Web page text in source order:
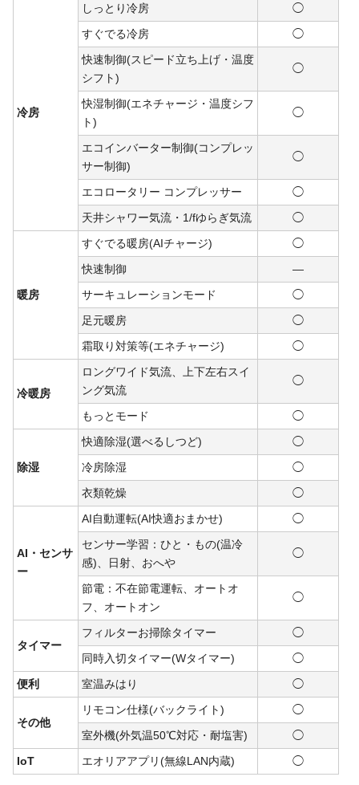
冷房
しっとり冷房
◯
すぐでる冷房
◯
快速制御(スピード立ち上げ・温度
シフト)
◯
快湿制御(エネチャージ・温度シフ
ト)
◯
エコインバーター制御(コンプレッ
サー制御)
◯
エコロータリー コンプレッサー
◯
天井シャワー気流・1/fゆらぎ気流
◯
暖房
すぐでる暖房(AIチャージ)
◯
快速制御
―
サーキュレーションモード
◯
足元暖房
◯
霜取り対策等(エネチャージ)
◯
冷暖房
ロングワイド気流、上下左右スイ
ング気流
◯
もっとモード ◯
除湿
快適除湿(選べるしつど)
◯
冷房除湿
◯
衣類乾燥
◯
AI・センサ
ー
AI自動運転(AI快適おまかせ)
◯
センサー学習：ひと・もの(温冷
感)、日射、おへや
◯
節電：不在節電運転、オートオ
フ、オートオン
◯
タイマー
フィルターお掃除タイマー
◯
同時入切タイマー(Wタイマー)
◯
便利
室温みはり ◯
その他
リモコン仕様(バックライト)
◯
室外機(外気温50℃対応・耐塩害)
◯
IoT
エオリアアプリ(無線LAN内蔵) ◯